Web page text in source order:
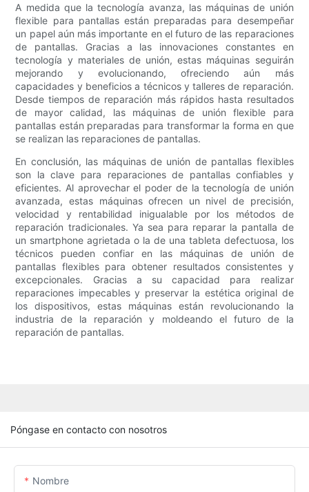
A medida que la tecnología avanza, las máquinas de unión
flexible para pantallas están preparadas para desempeñar
un papel aún más importante en el futuro de las reparaciones
de pantallas. Gracias a las innovaciones constantes en
tecnología y materiales de unión, estas máquinas seguirán
mejorando y evolucionando, ofreciendo aún más
capacidades y beneficios a técnicos y talleres de reparación.
Desde tiempos de reparación más rápidos hasta resultados
de mayor calidad, las máquinas de unión flexible para
pantallas están preparadas para transformar la forma en que
se realizan las reparaciones de pantallas.
En conclusión, las máquinas de unión de pantallas flexibles
son la clave para reparaciones de pantallas confiables y
eficientes. Al aprovechar el poder de la tecnología de unión
avanzada, estas máquinas ofrecen un nivel de precisión,
velocidad y rentabilidad inigualable por los métodos de
reparación tradicionales. Ya sea para reparar la pantalla de
un smartphone agrietada o la de una tableta defectuosa, los
técnicos pueden confiar en las máquinas de unión de
pantallas flexibles para obtener resultados consistentes y
excepcionales. Gracias a su capacidad para realizar
reparaciones impecables y preservar la estética original de
los dispositivos, estas máquinas están revolucionando la
industria de la reparación y moldeando el futuro de la
reparación de pantallas.
Póngase en contacto con nosotros
Nombre